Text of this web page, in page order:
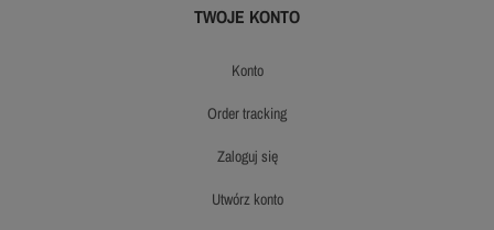
TWOJE KONTO
konto
order tracking
zaloguj się
utwórz konto